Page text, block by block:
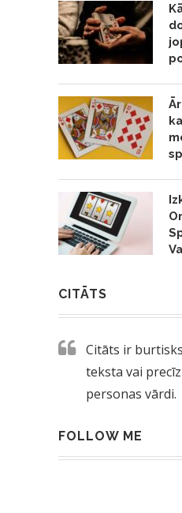
CITĀTS
Citāts ir
teksta vai
personas vārdi.
FOLLOW ME